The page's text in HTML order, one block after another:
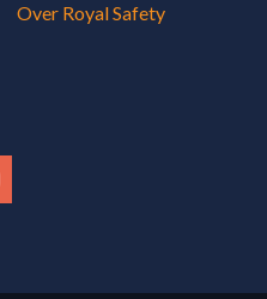
Over Royal Safety